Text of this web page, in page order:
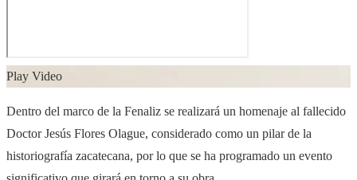
Play Video
Dentro del marco de la Fenaliz se realizará un homenaje al fallecido
Doctor Jesús Flores Olague, considerado como un pilar de la
historiografía zacatecana, por lo que se ha programado un evento